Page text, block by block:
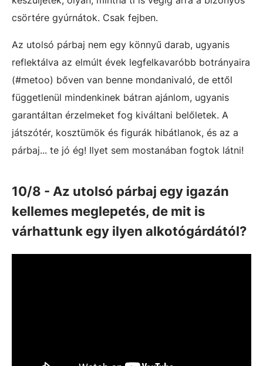
csörtére gyúrnátok. Csak fejben.
Az utolsó párbaj nem egy könnyű darab, ugyanis
reflektálva az elmúlt évek legfelkavaróbb botrányaira
(#metoo) bőven van benne mondanivaló, de ettől
függetlenül mindenkinek bátran ajánlom, ugyanis
garantáltan érzelmeket fog kiváltani belőletek. A
játszótér, kosztümök és figurák hibátlanok, és az a
párbaj... te jó ég! Ilyet sem mostanában fogtok látni!
10/8 - Az utolsó párbaj egy igazán
kellemes meglepetés, de mit is
várhattunk egy ilyen alkotógárdától?